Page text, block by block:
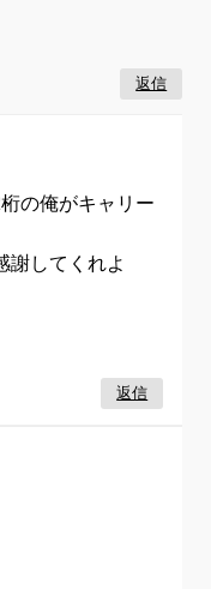
返信
の俺がキャリー
謝してくれよ
返信